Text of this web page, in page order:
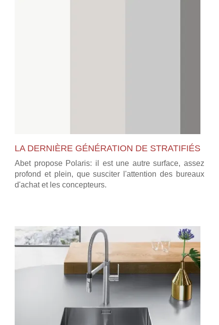
LA DERNIÈRE GÉNÉRATION DE STRATIFIÉS
Abet propose Polaris: il est une autre surface, assez
profond et plein, que susciter l'attention des bureaux
d'achat et les concepteurs.